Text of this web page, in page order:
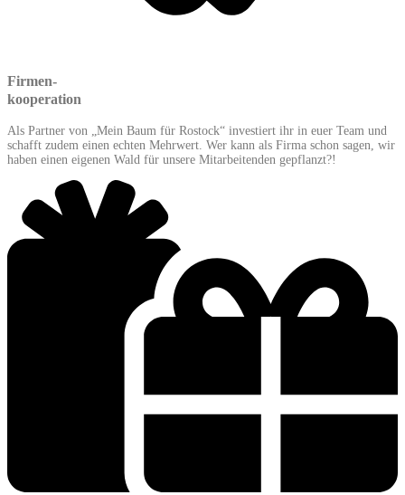
Firmen-
kooperation
Als Partner von „Mein Baum für Rostock“ investiert ihr in euer Team und
schafft zudem einen echten Mehrwert. Wer kann als Firma schon sagen, wir
haben einen eigenen Wald für unsere Mitarbeitenden gepflanzt?!